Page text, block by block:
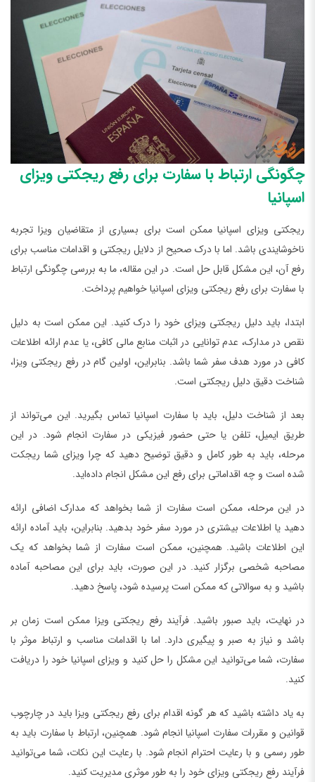
چگونگی ارتباط با سفارت برای رفع ریجکتی ویزای
اسپانیا
ریجکتی ویزای اسپانیا ممکن است برای بسیاری از متقاضیان ویزا تجربه
ناخوشایندی باشد. اما با درک صحیح از دلایل ریجکتی و اقدامات مناسب برای
رفع آن، این مشکل قابل حل است. در این مقاله، ما به بررسی چگونگی ارتباط
با سفارت برای رفع ریجکتی ویزای اسپانیا خواهیم پرداخت.
ابتدا، باید دلیل ریجکتی ویزای خود را درک کنید. این ممکن است به دلیل
نقص در مدارک، عدم توانایی در اثبات منابع مالی کافی، یا عدم ارائه اطلاعات
کافی در مورد هدف سفر شما باشد. بنابراین، اولین گام در رفع ریجکتی ویزا،
شناخت دقیق دلیل ریجکتی است.
بعد از شناخت دلیل، باید با سفارت اسپانیا تماس بگیرید. این می‌تواند از
طریق ایمیل، تلفن یا حتی حضور فیزیکی در سفارت انجام شود. در این
مرحله، باید به طور کامل و دقیق توضیح دهید که چرا ویزای شما ریجکت
شده است و چه اقداماتی برای رفع این مشکل انجام داده‌اید.
در این مرحله، ممکن است سفارت از شما بخواهد که مدارک اضافی ارائه
دهید یا اطلاعات بیشتری در مورد سفر خود بدهید. بنابراین، باید آماده ارائه
این اطلاعات باشید. همچنین، ممکن است سفارت از شما بخواهد که یک
مصاحبه شخصی برگزار کنید. در این صورت، باید برای این مصاحبه آماده
باشید و به سوالاتی که ممکن است پرسیده شود، پاسخ دهید.
در نهایت، باید صبور باشید. فرآیند رفع ریجکتی ویزا ممکن است زمان بر
باشد و نیاز به صبر و پیگیری دارد. اما با اقدامات مناسب و ارتباط موثر با
سفارت، شما می‌توانید این مشکل را حل کنید و ویزای اسپانیا خود را دریافت
کنید.
به یاد داشته باشید که هر گونه اقدام برای رفع ریجکتی ویزا باید در چارچوب
قوانین و مقررات سفارت اسپانیا انجام شود. همچنین، ارتباط با سفارت باید به
طور رسمی و با رعایت احترام انجام شود. با رعایت این نکات، شما می‌توانید
فرآیند رفع ریجکتی ویزای خود را به طور موثری مدیریت کنید.